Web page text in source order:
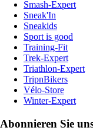
Smash-Expert
Sneak'In
Sneakids
Sport is good
Training-Fit
Trek-Expert
Triathlon-Expert
TripnBikers
Vélo-Store
Winter-Expert
Abonnieren Sie